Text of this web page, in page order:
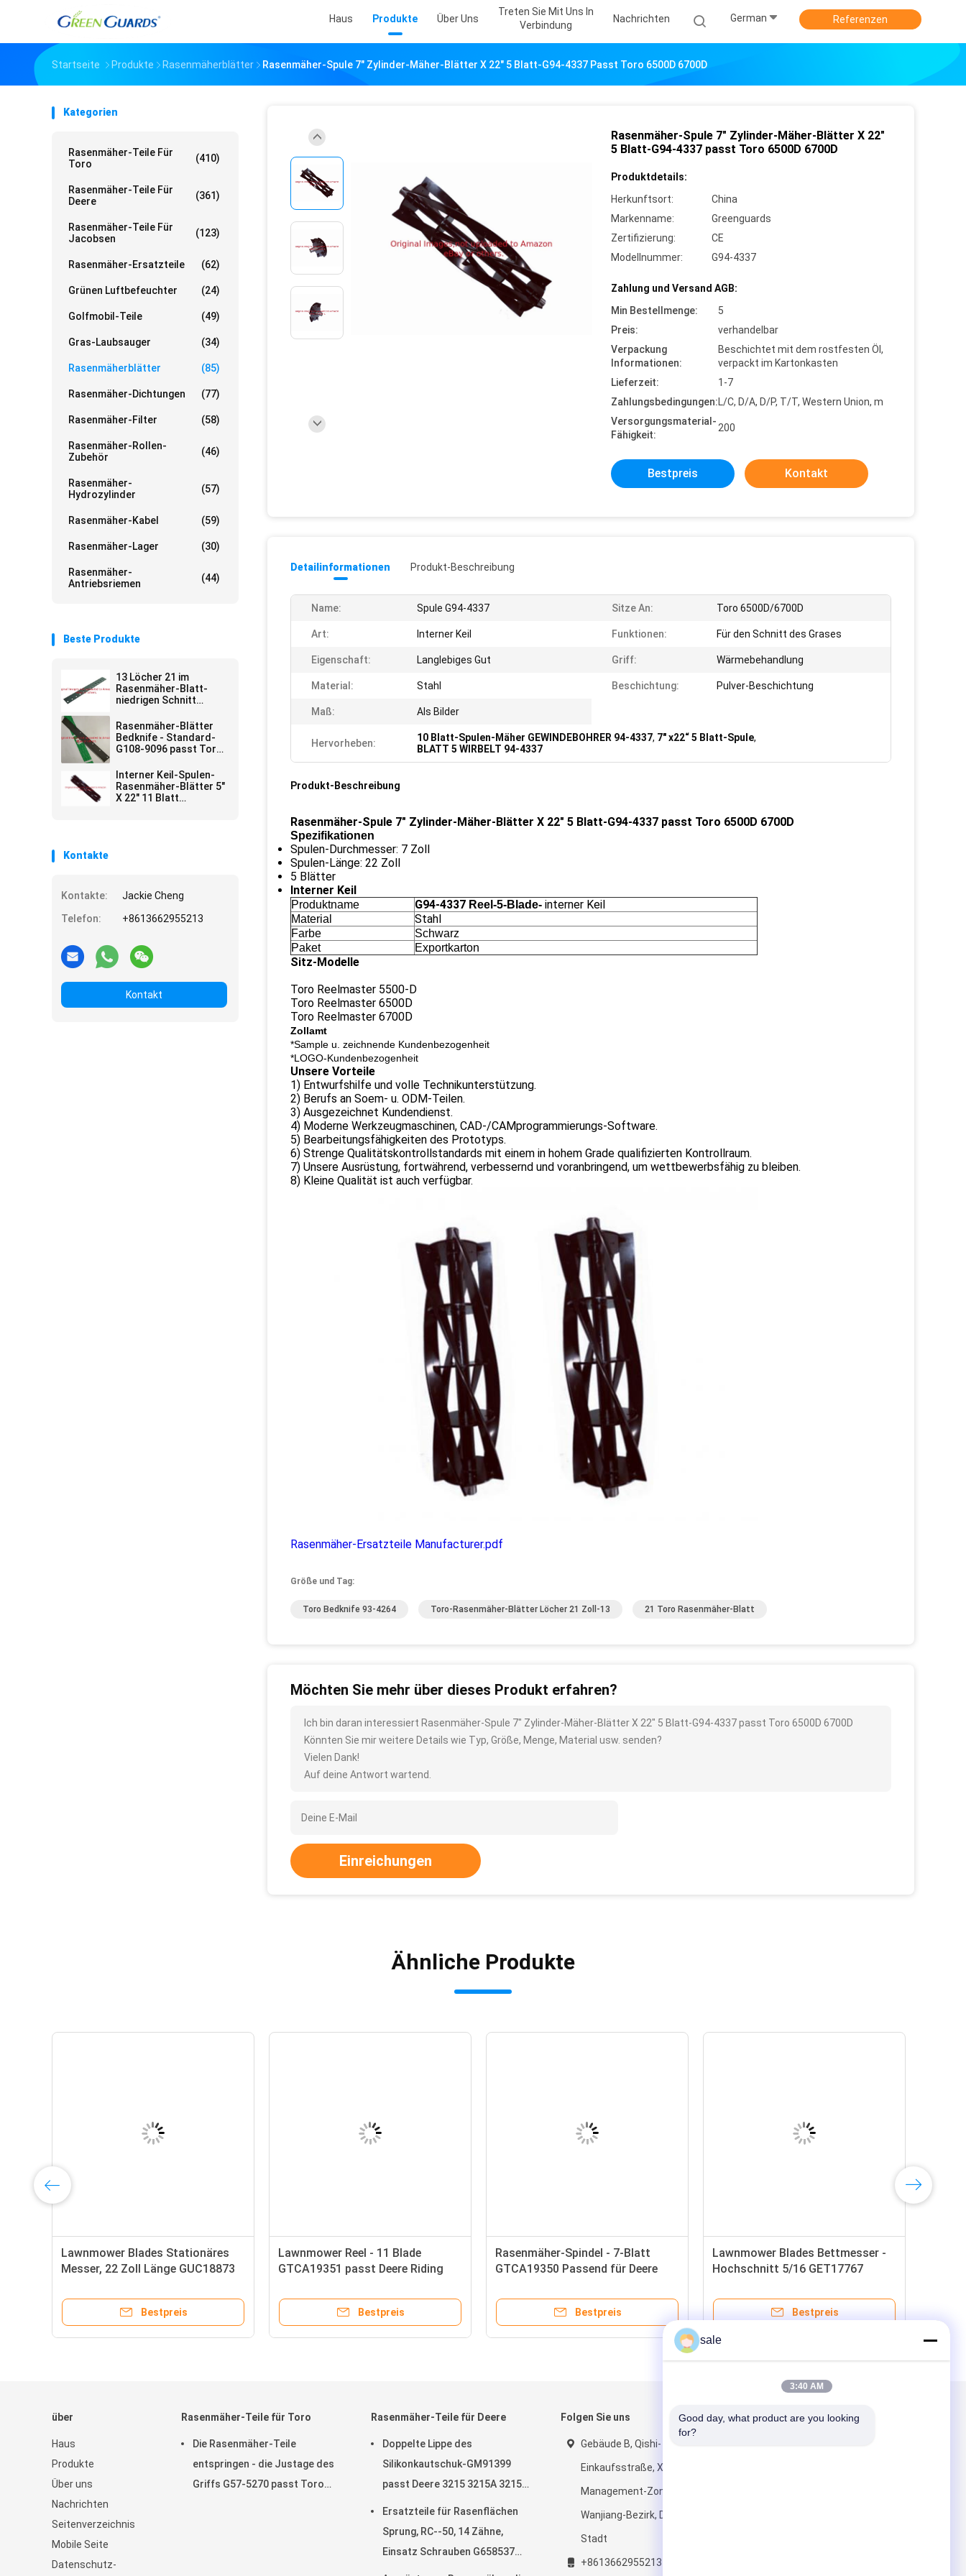
Haus Produkte Über Uns
Treten Sie Mit Uns In
Verbindung
Nachrichten German Referenzen
Startseite Produkte Rasenmäherblätter Rasenmäher-Spule 7" Zylinder-Mäher-Blätter X 22" 5 Blatt-G94-4337 Passt Toro 6500D 6700D
Kategorien
Rasenmäher-Teile Für
Toro
(410)
Rasenmäher-Teile Für
Deere
(361)
Rasenmäher-Teile Für
Jacobsen
(123)
Rasenmäher-Ersatzteile (62)
Grünen Luftbefeuchter (24)
Golfmobil-Teile (49)
Gras-Laubsauger (34)
Rasenmäherblätter (85)
Rasenmäher-Dichtungen (77)
Rasenmäher-Filter (58)
Rasenmäher-Rollen-
Zubehör
(46)
Rasenmäher-
Hydrozylinder
(57)
Rasenmäher-Kabel (59)
Rasenmäher-Lager (30)
Rasenmäher-
Antriebsriemen
(44)
Beste Produkte
13 Löcher 21 im
Rasenmäher-Blatt-
niedrigen Schnitt
passt Toro-Mäher
Rasenmäher-Blätter
Bedknife - Standard-
G108-9096 passt Toro
Interner Keil-Spulen-
Rasenmäher-Blätter 5"
X 22" 11 Blatt
Kontakte
Kontakte:
Jackie Cheng
Telefon:
+8613662955213
Kontakt
Rasenmäher-Spule 7" Zylinder-Mäher-Blätter X 22"
5 Blatt-G94-4337 passt Toro 6500D 6700D
Produktdetails:
Herkunftsort:
China
Markenname:
Greenguards
Zertifizierung:
CE
Modellnummer:
G94-4337
Zahlung und Versand AGB:
Min Bestellmenge:
5
Preis:
verhandelbar
Verpackung
Informationen:
Beschichtet mit dem rostfesten Öl,
verpackt im Kartonkasten
Lieferzeit:
1-7
Zahlungsbedingungen:L/C, D/A, D/P, T/T, Western Union, m
Versorgungsmaterial-
Fähigkeit:
200
Bestpreis Kontakt
Detailinformationen Produkt-Beschreibung
Name: Spule G94-4337 Sitze An: Toro 6500D/6700D
Art: Interner Keil Funktionen: Für den Schnitt des Grases
Eigenschaft: Langlebiges Gut Griff: Wärmebehandlung
Material: Stahl Beschichtung: Pulver-Beschichtung
Maß: Als Bilder
Hervorheben: 10 Blatt-Spulen-Mäher GEWINDEBOHRER 94-4337, 7" x22“ 5 Blatt-Spule,
BLATT 5 WIRBELT 94-4337
Produkt-Beschreibung
Rasenmäher-Spule 7" Zylinder-Mäher-Blätter X 22" 5 Blatt-G94-4337 passt Toro 6500D 6700D
Spezifikationen
Spulen-Durchmesser: 7 Zoll
Spulen-Länge: 22 Zoll
5 Blätter
Interner Keil
Produktname G94-4337 Reel-5-Blade- interner Keil
Material Stahl
Farbe
Schwarz
Paket
Exportkarton
Sitz-Modelle
Toro Reelmaster 5500-D
Toro Reelmaster 6500D
Toro Reelmaster 6700D
Zollamt
*Sample u. zeichnende Kundenbezogenheit
*LOGO-Kundenbezogenheit
Unsere Vorteile
1) Entwurfshilfe und volle Technikunterstützung.
2) Berufs an Soem- u. ODM-Teilen.
3) Ausgezeichnet Kundendienst.
4) Moderne Werkzeugmaschinen, CAD-/CAMprogrammierungs-Software.
5) Bearbeitungsfähigkeiten des Prototyps.
6) Strenge Qualitätskontrollstandards mit einem in hohem Grade qualifizierten Kontrollraum.
7) Unsere Ausrüstung, fortwährend, verbessernd und voranbringend, um wettbewerbsfähig zu bleiben.
8) Kleine Qualität ist auch verfügbar.
Rasenmäher-Ersatzteile Manufacturer.pdf
Größe und Tag:
Toro Bedknife 93-4264 Toro-Rasenmäher-Blätter Löcher 21 Zoll-13 21 Toro Rasenmäher-Blatt
Möchten Sie mehr über dieses Produkt erfahren?
Ich bin daran interessiert Rasenmäher-Spule 7" Zylinder-Mäher-Blätter X 22" 5 Blatt-G94-4337 passt Toro 6500D 6700D
Könnten Sie mir weitere Details wie Typ, Größe, Menge, Material usw. senden?
Vielen Dank!
Auf deine Antwort wartend.
Einreichungen
Ähnliche Produkte
Lawnmower Blades Stationäres
Messer, 22 Zoll Länge GUC18873
Grünmähern
Bestpreis
Lawnmower Reel - 11 Blade
GTCA19351 passt Deere Riding
Reel Mäher
Bestpreis
Rasenmäher-Spindel - 7-Blatt
GTCA19350 Passend für Deere
Hybrid-Spindelmäher
Bestpreis
Lawnmower Blades Bettmesser -
Hochschnitt 5/16 GET17767
und Reel Mäher
Bestpreis
über
Haus
Produkte
Über uns
Nachrichten
Seitenverzeichnis
Mobile Seite
Datenschutz-
Rasenmäher-Teile für Toro
Die Rasenmäher-Teile
entspringen - die Justage des
Griffs G57-5270 passt Toro
Rasenmäher-Teile für Deere
Doppelte Lippe des
Silikonkautschuk-GM91399
passt Deere 3215 3215A 3215B
Ersatzteile für Rasenflächen
Sprung, RC--50, 14 Zähne,
Einsatz Schrauben G658537
Folgen Sie uns
Gebäude B, Qishi-
Einkaufsstraße, Xiyong-
Management-Zone,
Wanjiang-Bezirk, Dongguan-
Stadt
+8613662955213
Mailen Sie uns
sale
3:40 AM
Good day, what product are you looking
for?